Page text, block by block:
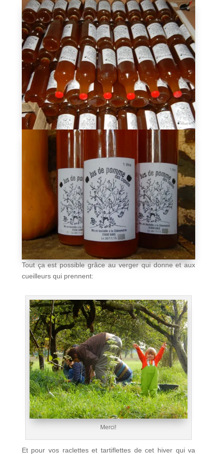
Tout ça est possible grâce au verger qui donne et aux
cueilleurs qui prennent:
Merci!
Et pour vos raclettes et tartiflettes de cet hiver qui va